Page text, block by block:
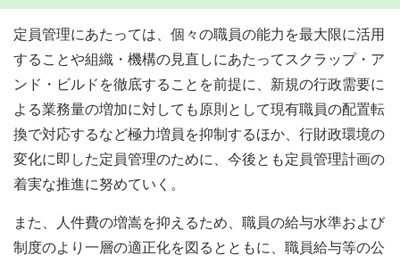
定員管理にあたっては、個々の職員の能力を最大限に活用
することや組織・機構の見直しにあたってスクラップ・ア
ンド・ビルドを徹底することを前提に、新規の行政需要に
よる業務量の増加に対しても原則として現有職員の配置転
換で対応するなど極力増員を抑制するほか、行財政環境の
変化に即した定員管理のために、今後とも定員管理計画の
着実な推進に努めていく。
また、人件費の増嵩を抑えるため、職員の給与水準および
制度のより一層の適正化を図るとともに、職員給与等の公